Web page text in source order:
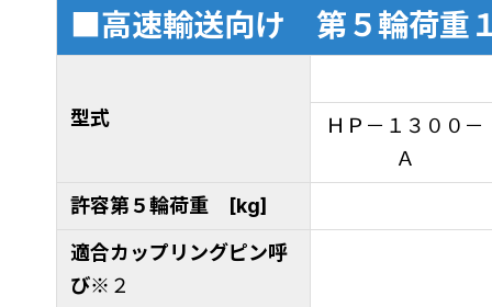
■高速輸送向け 第５輪荷重
型式
ＨＰ－１３００－
Ａ
許容第５輪荷重 [kg]
適合カップリングピン呼
び※２